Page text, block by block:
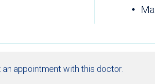
appointment with this doctor.